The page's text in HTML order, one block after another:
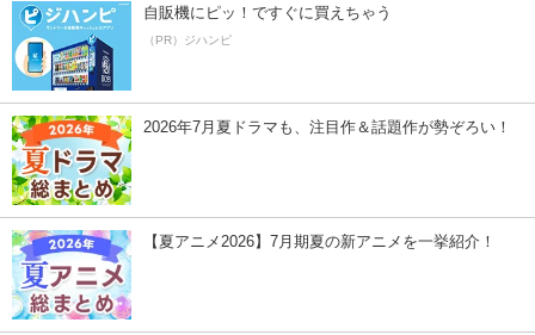
自販機にピッ！ですぐに買えちゃう
（PR）ジハンピ
2026年7月夏ドラマも、注目作＆話題作が勢ぞろい！
【夏アニメ2026】7月期夏の新アニメを一挙紹介！